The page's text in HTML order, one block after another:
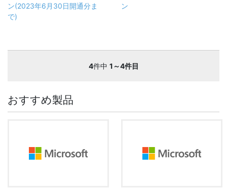
ン(2023年6月30日開通分ま
で)
ン
4件中 1～4件目
おすすめ製品